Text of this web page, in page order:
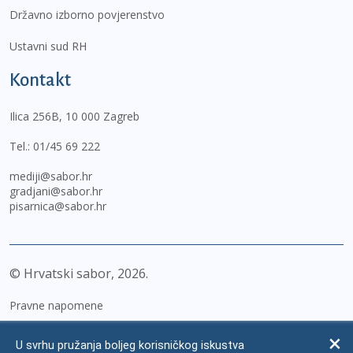
Državno izborno povjerenstvo
Ustavni sud RH
Kontakt
Ilica 256B, 10 000 Zagreb
Tel.: 01/45 69 222
mediji@sabor.hr
gradjani@sabor.hr
pisarnica@sabor.hr
© Hrvatski sabor, 2026
Pravne napomene
U svrhu pružanja boljeg korisničkog iskustva